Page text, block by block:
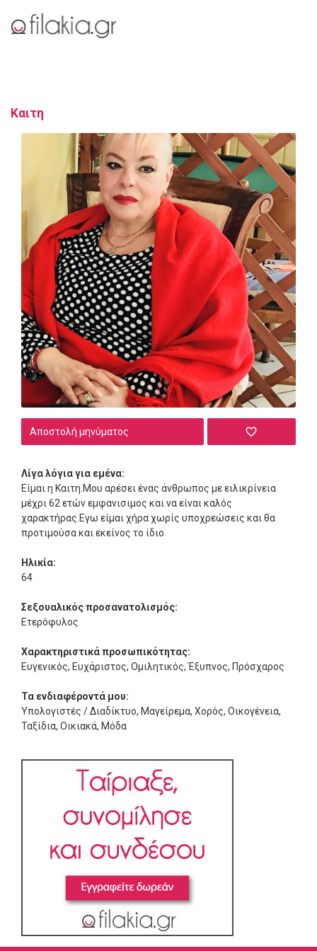
Καιτη
Αποστολή μηνύματος
Λίγα λόγια για εμένα:
Είμαι η Καιτη.Μου αρέσει ένας άνθρωπος με ειλικρίνεια
μέχρι 62 ετών εμφανισιμος και να είναι καλός
χαρακτήρας.Εγω είμαι χήρα χωρίς υποχρεώσεις και θα
προτιμούσα και εκείνος το ίδιο
Ηλικία:
64
Σεξουαλικός προσανατολισμός:
Ετερόφυλος
Χαρακτηριστικά προσωπικότητας:
Ευγενικός, Ευχάριστος, Ομιλητικός, Έξυπνος, Πρόσχαρος
Τα ενδιαφέροντά μου:
Υπολογιστές / Διαδίκτυο, Μαγείρεμα, Χορός, Οικογένεια,
Ταξίδια, Οικιακά, Μόδα